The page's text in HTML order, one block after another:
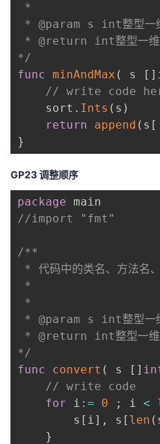
*
* @param s int整型一
* @return int整型一维
*/
func minAndMax ( s [ ]
// write code
    sort
. Ints ( s )
return
append ( s [
}
GP23 调整顺序
package
//import "fmt"
/**
* 代码中的类名、方法名
*
*
* @param s int整型一
* @return int整型一维
*/
func
convert ( s [ ]
// write code
for i := 0 ; i <
        s
[ i] , s [ len (
}